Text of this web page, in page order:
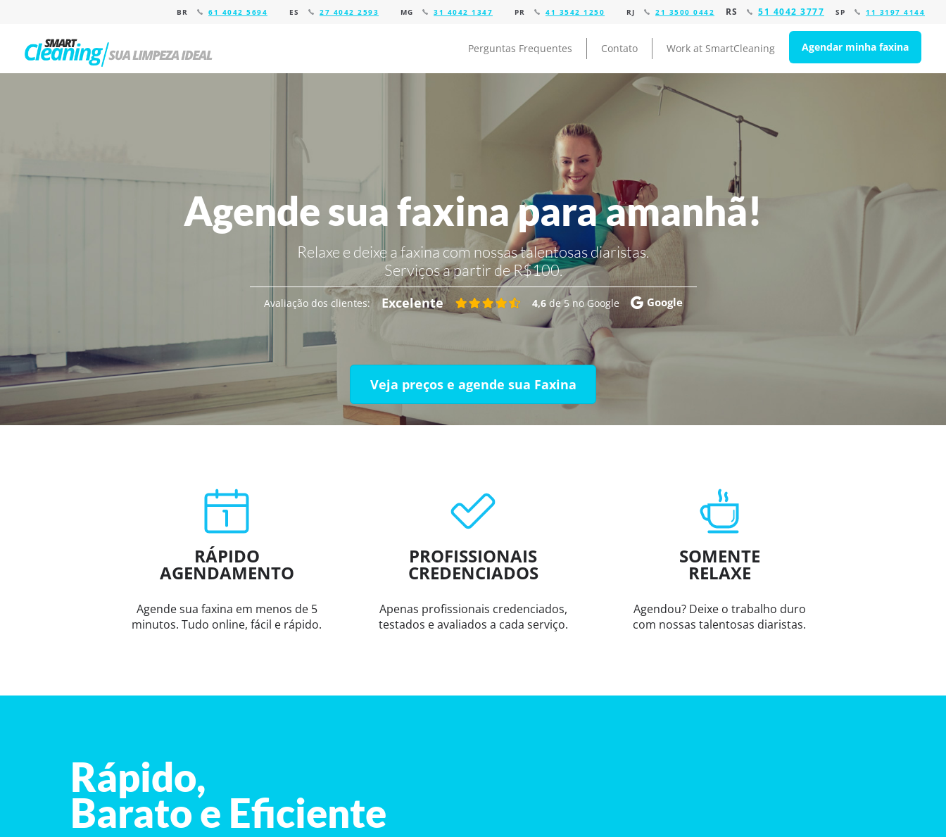
BR 61 4042 5694 ES 27 4042 2593 MG 31 4042 1347 PR 41 3542 1250 RJ 21 3500 0442 RS 51 4042 3777 SP 11 3197 4144
Perguntas Frequentes Contato Work at SmartCleaning Agendar minha faxina
Agende sua faxina para amanhã!
Relaxe e deixe a faxina com nossas talentosas diaristas.
Serviços a partir de R$100.
Avaliação dos clientes: Excelente 4,6de 5 no Google Google
Veja preços e agende sua Faxina
RÁPIDO
AGENDAMENTO
Agende sua faxina em menos de 5
minutos. Tudo online, fácil e rápido.
PROFISSIONAIS
CREDENCIADOS
Apenas profissionais credenciados,
testados e avaliados a cada serviço.
SOMENTE
RELAXE
Agendou? Deixe o trabalho duro
com nossas talentosas diaristas.
Rápido,
Barato e Eficiente